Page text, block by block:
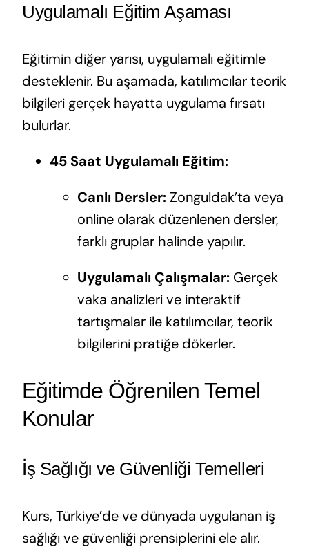
Uygulamalı Eğitim Aşaması
Eğitimin diğer yarısı, uygulamalı eğitimle
desteklenir. Bu aşamada, katılımcılar teorik
bilgileri gerçek hayatta uygulama fırsatı
bulurlar.
45 Saat Uygulamalı Eğitim:
Canlı Dersler:Zonguldak’ta veya
online olarak düzenlenen dersler,
farklı gruplar halinde yapılır.
Uygulamalı Çalışmalar:Gerçek
vaka analizleri ve interaktif
tartışmalar ile katılımcılar, teorik
bilgilerini pratiğe dökerler.
Eğitimde Öğrenilen Temel
Konular
İş Sağlığı ve Güvenliği Temelleri
Kurs, Türkiye’de ve dünyada uygulanan iş
sağlığı ve güvenliği prensiplerini ele alır.